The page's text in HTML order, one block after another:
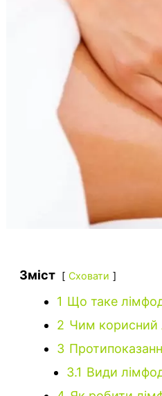
Зміст Сховати
1 Що таке
2 Чим корисний
3
3.1 Види